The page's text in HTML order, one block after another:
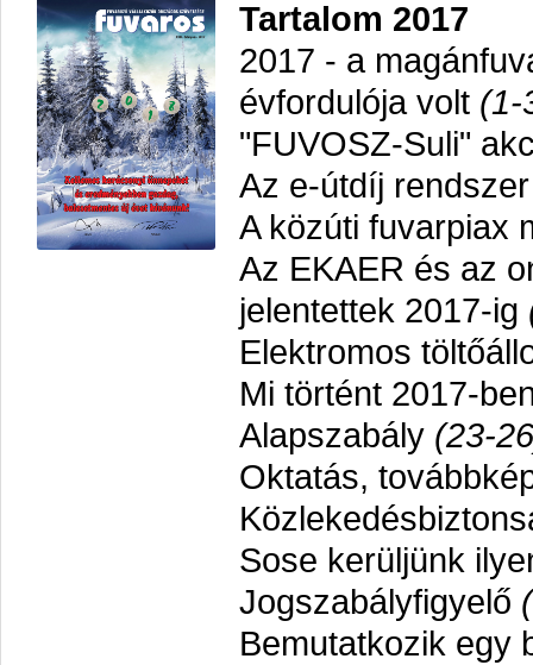
Tartalom 2017
2017 - a
évfordulója volt (1-
"FUVOSZ-Suli"
Az e-útdíj
A közúti fuvarpiax
Az EKAER és az
jelentettek 2017-ig
Elektromos
Mi történt 2017-
Alapszabály (23-
Oktatás,
Sose kerüljünk
Jogszabályfigyelő
Bemutatkozik egy